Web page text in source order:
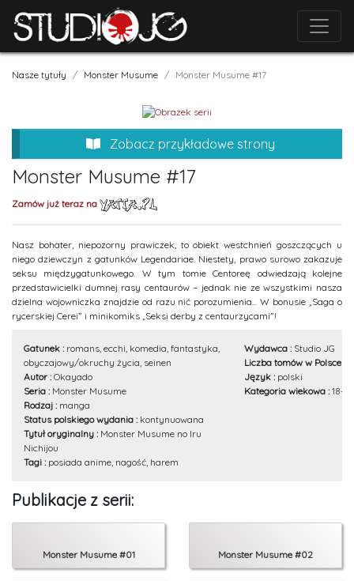
Nasze tytuły Monster Musume Monster Musume #17
Zobacz przykładowe strony
Monster Musume #17
Zamów już teraz na
Nasz bohater, niepozorny prawiczek, to obiekt westchnień goszczących u
niego dziewczyn z gatunków Legendariae. Niestety, prawo surowo zakazuje
seksu międzygatunkowego. W tym tomie Centoreę odwiedzają kolejne
przedstawicielki dumnej rasy centaurów – jednak nie ze wszystkimi nasza
dzielna wojowniczka znajdzie od razu nić porozumienia... W bonusie „Saga o
rycerskiej Cerei” i minikomiks „Seksi derby z centaurzycami”!
Gatunek : romans, ecchi, komedia, fantastyka,
obyczajowy/okruchy życia, seinen
Autor : Okayado
Seria : Monster Musume
Rodzaj : manga
Status polskiego wydania : kontynuowana
Tytuł oryginalny : Monster Musume no Iru
Nichijou
Tagi : posiada anime, nagość, harem
Wydawca : Studio JG
Liczba tomów w Polsce :
Język : polski
Kategoria wiekowa : 18+
Publikacje z serii:
Monster Musume #01 Monster Musume #02